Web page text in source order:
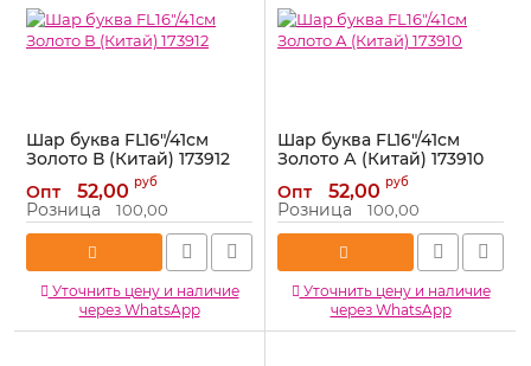
Шар буква FL16"/41см
Золото В (Китай) 173912
Артикул: 173912
Опт 52,00 руб
Розница 100,00
Уточнить цену и наличие
через WhatsApp
Шар буква FL16"/41см
Золото А (Китай) 173910
Артикул: 173910
Опт 52,00 руб
Розница 100,00
Уточнить цену и наличие
через WhatsApp